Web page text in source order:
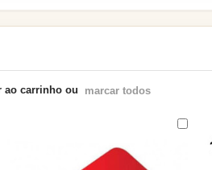
ao carrinho ou marcar todos